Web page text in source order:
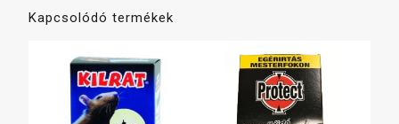
Kapcsolódó termékek